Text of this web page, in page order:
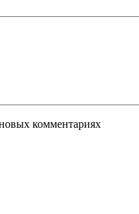
комментариях